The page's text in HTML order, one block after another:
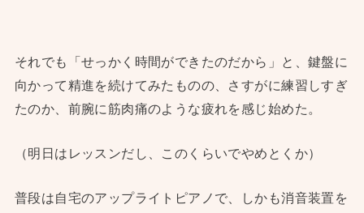
それでも「せっかく時間ができたのだから」と、鍵盤に
向かって精進を続けてみたものの、さすがに練習しすぎ
たのか、前腕に筋肉痛のような疲れを感じ始めた。
（明日はレッスンだし、このくらいでやめとくか）
普段は自宅のアップライトピアノで、しかも消音装置を